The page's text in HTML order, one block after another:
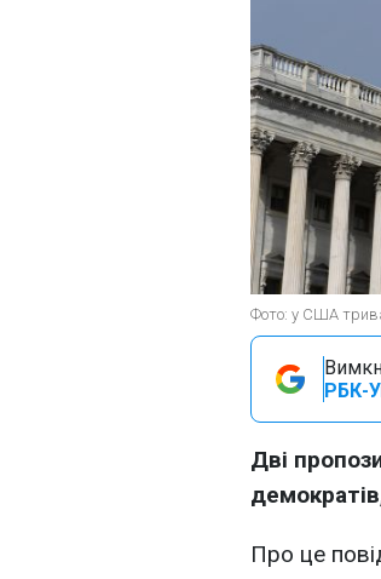
Фото: у США
РБК-
Дві
Про це